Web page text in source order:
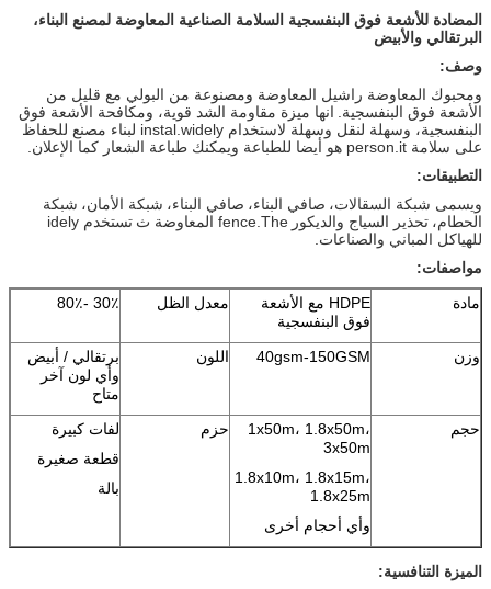
المضادة للأشعة فوق البنفسجية السلامة الصناعية المعاوضة لمصنع البناء،
البرتقالي والأبيض
وصف:
ومحبوك المعاوضة راشيل المعاوضة ومصنوعة من البولي مع قليل من
الأشعة فوق البنفسجية. انها ميزة مقاومة الشد قوية، ومكافحة الأشعة فوق
البنفسجية، وسهلة لنقل وسهلة لاستخدام instal.widely لبناء مصنع للحفاظ
على سلامة person.it هو أيضا للطباعة ويمكنك طباعة الشعار كما الإعلان.
التطبيقات:
ويسمى شبكة السقالات، صافي البناء، صافي البناء، شبكة الأمان، شبكة
الحطام، تحذير السياج والديكور fence.The المعاوضة ث
تستخدم idely
للهياكل المباني والصناعات.
مواصفات:
مادة
HDPE مع الأشعة
فوق البنفسجية
معدل الظل 30٪ -80٪
وزن 40gsm-150GSM اللون
برتقالي / أبيض
وأي لون آخر
متاح
حجم
1x50m، 1.8x50m،
3x50m
1.8x10m، 1.8x15m،
1.8x25m
وأي أحجام أخرى
حزم
لفات كبيرة
قطعة صغيرة
بالة
الميزة التنافسية: